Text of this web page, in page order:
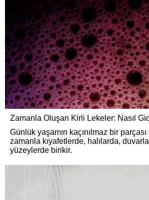
Zamanla Oluşan Kirli Lekeler: Nasıl
Günlük yaşamın kaçınılmaz bir
zamanla kıyafetlerde, halılarda,
yüzeylerde birikir.